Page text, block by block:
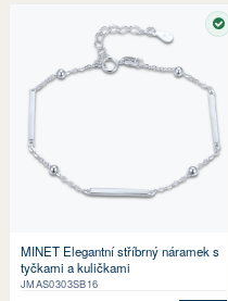
MINET Elegantní stříbrný náramek s
tyčkami a kuličkami
JMAS0303SB16